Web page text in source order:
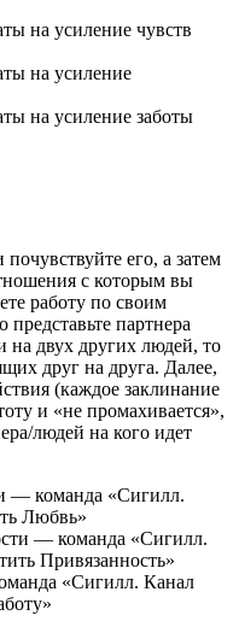
на усиление чувств
на усиление
на усиление заботы
его, а затем
с которым вы
работу по своим
партнера
на двух других людей, то
друг на друга. Далее,
(каждое заклинание
и «не промахивается»,
людей на кого идет
— команда «Сигилл.
Любвь»
— команда «Сигилл.
Привязанность»
«Сигилл. Канал